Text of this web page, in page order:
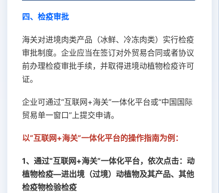
四、 检疫审批
海关对进境肉类产品（冰鲜、冷冻肉类）实行检疫
审批制度。企业应当在签订对外贸易合同或者协议
前办理检疫审批手续，并取得进境动植物检疫许可
证。
企业可通过“互联网+海关”一体化平台或“中国国际
贸易单一窗口”上提交申请。
以“互联网+海关”一体化平台的操作指南为例：
1、通过“互联网+海关”一体化平台，依次点击：动
植物检疫—进出境（过境）动植物及其产品、其他
检疫物检验检疫